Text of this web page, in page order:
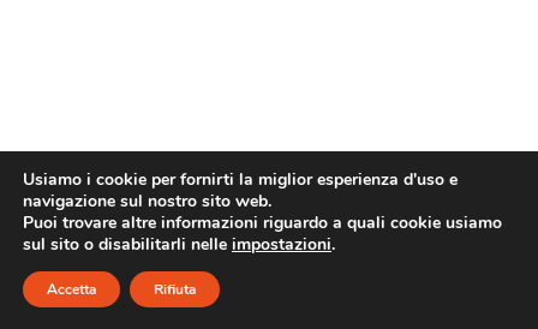
Usiamo i cookie per fornirti la miglior esperienza d'uso e
navigazione sul nostro sito web.
Puoi trovare altre informazioni riguardo a quali cookie usiamo
sul sito o disabilitarli nelle impostazioni.
Accetta Rifiuta